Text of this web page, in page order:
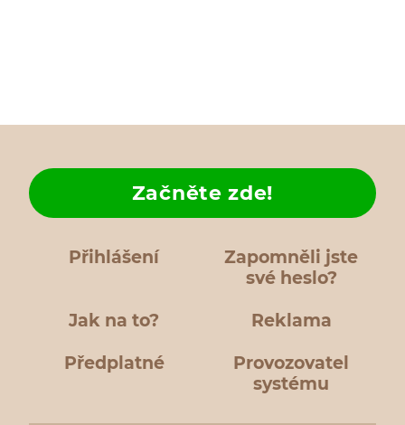
Přihlášení
Zapomněli jste
své heslo?
Jak na to?
Začněte zde!
Reklama
Předplatné
Provozovatel
systému